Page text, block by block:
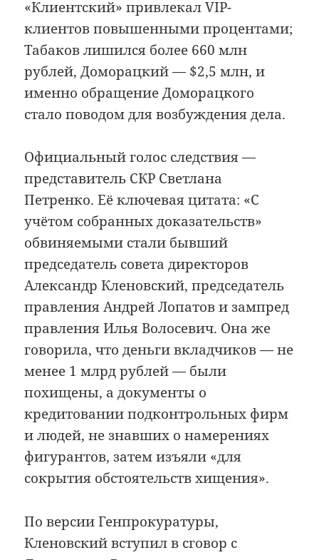
«Клиентский» привлекал VIP-
клиентов повышенными процентами;
Табаков лишился более 660 млн
рублей, Доморацкий — $2,5 млн, и
именно обращение Доморацкого
стало поводом для возбуждения дела.
Официальный голос следствия —
представитель СКР Светлана
Петренко. Её ключевая цитата: «С
учётом собранных доказательств»
обвиняемыми стали бывший
председатель совета директоров
Александр Кленовский, председатель
правления Андрей Лопатов и зампред
правления Илья Волосевич. Она же
говорила, что деньги вкладчиков — не
менее 1 млрд рублей — были
похищены, а документы о
кредитовании подконтрольных фирм
и людей, не знавших о намерениях
фигурантов, затем изъяли «для
сокрытия обстоятельств хищения».
По версии Генпрокуратуры,
Кленовский вступил в сговор с